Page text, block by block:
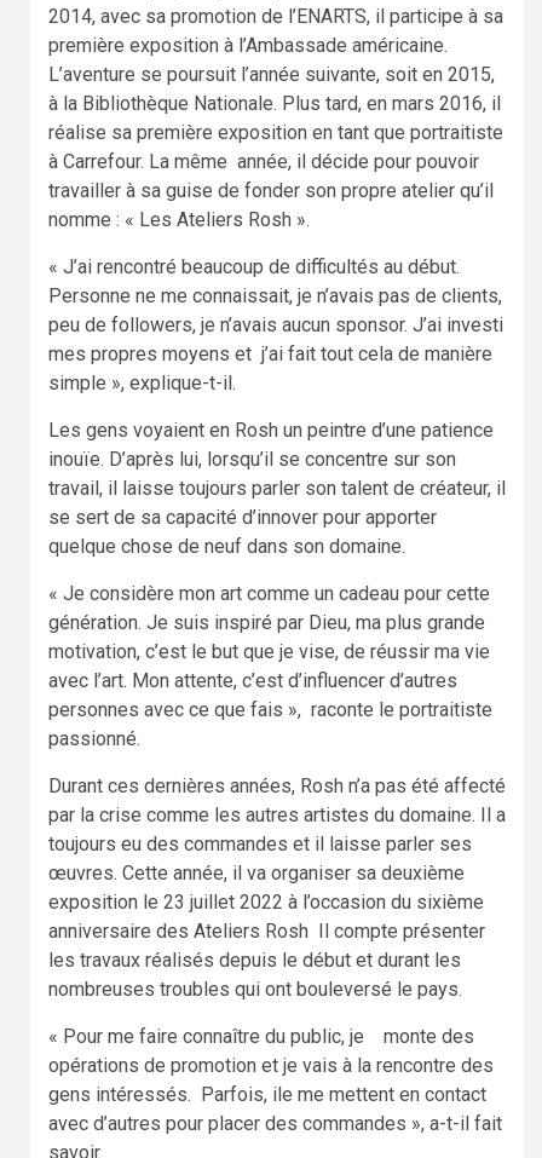
2014, avec sa promotion de l’ENARTS, il participe à sa
première exposition à l’Ambassade américaine.
L’aventure se poursuit l’année suivante, soit en 2015,
à la Bibliothèque Nationale. Plus tard, en mars 2016, il
réalise sa première exposition en tant que portraitiste
à Carrefour. La même année, il décide pour pouvoir
travailler à sa guise de fonder son propre atelier qu’il
nomme : « Les Ateliers Rosh ».
« J’ai rencontré beaucoup de difficultés au début.
Personne ne me connaissait, je n’avais pas de clients,
peu de followers, je n’avais aucun sponsor. J’ai investi
mes propres moyens et j’ai fait tout cela de manière
simple », explique-t-il.
Les gens voyaient en Rosh un peintre d’une patience
inouïe. D’après lui, lorsqu’il se concentre sur son
travail, il laisse toujours parler son talent de créateur, il
se sert de sa capacité d’innover pour apporter
quelque chose de neuf dans son domaine.
« Je considère mon art comme un cadeau pour cette
génération. Je suis inspiré par Dieu, ma plus grande
motivation, c’est le but que je vise, de réussir ma vie
avec l’art. Mon attente, c’est d’influencer d’autres
personnes avec ce que fais », raconte le portraitiste
passionné.
Durant ces dernières années, Rosh n’a pas été affecté
par la crise comme les autres artistes du domaine. Il a
toujours eu des commandes et il laisse parler ses
œuvres. Cette année, il va organiser sa deuxième
exposition le 23 juillet 2022 à l’occasion du sixième
anniversaire des Ateliers Rosh Il compte présenter
les travaux réalisés depuis le début et durant les
nombreuses troubles qui ont bouleversé le pays.
« Pour me faire connaître du public, je monte des
opérations de promotion et je vais à la rencontre des
gens intéressés. Parfois, ile me mettent en contact
avec d’autres pour placer des commandes », a-t-il fait
savoir.